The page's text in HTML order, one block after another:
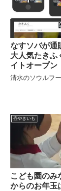
なすソバが通
大人気たきふ
イトオープン
清水のソウルフー
壺やきいも
こども園のみ
からのお年玉